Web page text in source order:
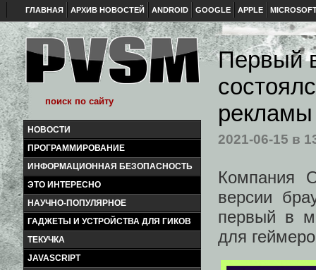
ГЛАВНАЯ АРХИВ НОВОСТЕЙ ANDROID GOOGLE APPLE
НОВОСТИ
ПРОГРАММИРОВАНИЕ
ИНФОРМАЦИОННАЯ БЕЗОПАСНОСТЬ
ЭТО ИНТЕРЕСНО
НАУЧНО-ПОПУЛЯРНОЕ
ГАДЖЕТЫ И УСТРОЙСТВА ДЛЯ ГИКОВ
ТЕКУЧКА
JAVASCRIPT
Первый
2021-06-15 в
Компания
версии
первый в
для